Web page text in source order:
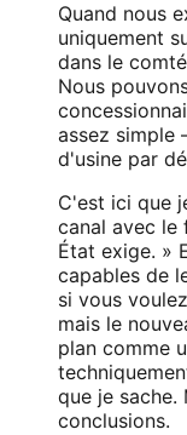
Quand nous
uniquement
dans le
Nous
assez simple
d'usine par
C'est ici que
canal avec le
État exige. »
capables de
si vous
mais le
plan comme
que je sache.
conclusions.